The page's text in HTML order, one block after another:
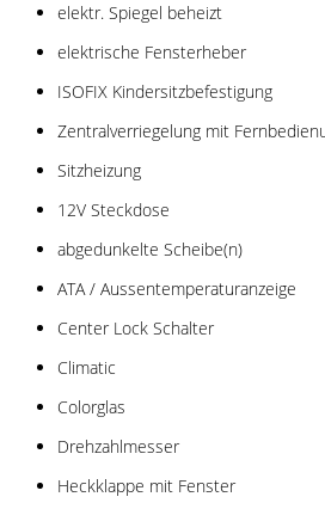
elektr. Spiegel beheizt
elektrische Fensterheber
ISOFIX Kindersitzbefestigung
Zentralverriegelung mit
Sitzheizung
12V Steckdose
abgedunkelte Scheibe(n)
ATA / Aussentemperaturanzeige
Center Lock Schalter
Climatic
Colorglas
Drehzahlmesser
Heckklappe mit Fenster